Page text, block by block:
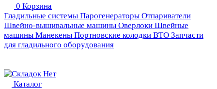
0 Корзина
Гладильные системы Парогенераторы Отпариватели
Швейно-вышивальные машины Оверлоки Швейные
машины Манекены Портновские колодки ВТО Запчасти
для гладильного оборудования
Каталог